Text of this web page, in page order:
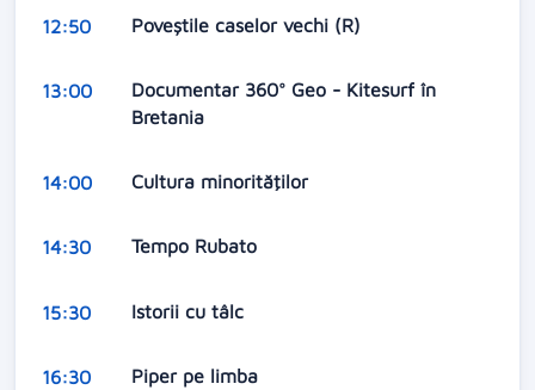
12:50 Poveştile caselor vechi (R)
13:00
Documentar 360° Geo - Kitesurf în
Bretania
14:00 Cultura minorităţilor
14:30 Tempo Rubato
15:30 Istorii cu tâlc
16:30 Piper pe limba